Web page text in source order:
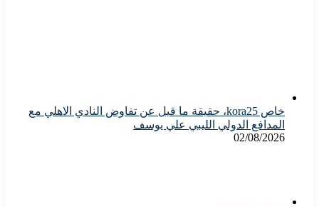
خاص kora25، حقيقة ما قيل عن تفاوض النادي الاهلي مع
المدافع الدولي الليبي علي يوسف
02/08/2026